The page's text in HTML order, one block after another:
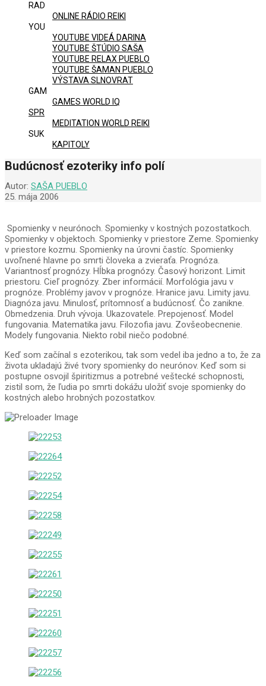
RAD
ONLINE RÁDIO REIKI
YOU
YOUTUBE VIDEÁ DARINA
YOUTUBE ŠTÚDIO SAŠA
YOUTUBE RELAX PUEBLO
YOUTUBE ŠAMAN PUEBLO
VÝSTAVA SLNOVRAT
GAM
GAMES WORLD IQ
SPR
MEDITATION WORLD REIKI
SUK
KAPITOLY
Budúcnosť ezoteriky info polí
Autor: SAŠA PUEBLO
25. mája 2006
Spomienky v neurónoch. Spomienky v kostných pozostatkoch.
Spomienky v objektoch. Spomienky v priestore Zeme. Spomienky
v priestore kozmu. Spomienky na úrovni častíc. Spomienky
uvoľnené hlavne po smrti človeka a zvieraťa. Prognóza.
Variantnosť prognózy. Hĺbka prognózy. Časový horizont. Limit
priestoru. Cieľ prognózy. Zber informácií. Morfológia javu v
prognóze. Problémy javov v prognóze. Hranice javu. Limity javu.
Diagnóza javu. Minulosť, prítomnosť a budúcnosť. Čo zanikne.
Obmedzenia. Druh vývoja. Ukazovatele. Prepojenosť. Model
fungovania. Matematika javu. Filozofia javu. Zovšeobecnenie.
Modely fungovania. Niekto robil niečo podobné.
Keď som začínal s ezoterikou, tak som vedel iba jedno a to, že za
života ukladajú živé tvory spomienky do neurónov. Keď som si
postupne osvojil špiritizmus a potrebné veštecké schopnosti,
zistil som, že ľudia po smrti dokážu uložiť svoje spomienky do
kostných alebo hrobných pozostatkov.